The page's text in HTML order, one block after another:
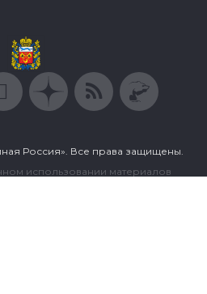
Россия». Все права защищены.
использовании материалов